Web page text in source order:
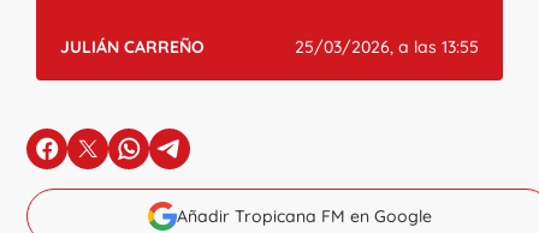
JULIÁN CARREÑO 25/03/2026, a las 13:55
en Facebook
en Xen Whatsapp
en Telegram
Añadir Tropicana FM en Google